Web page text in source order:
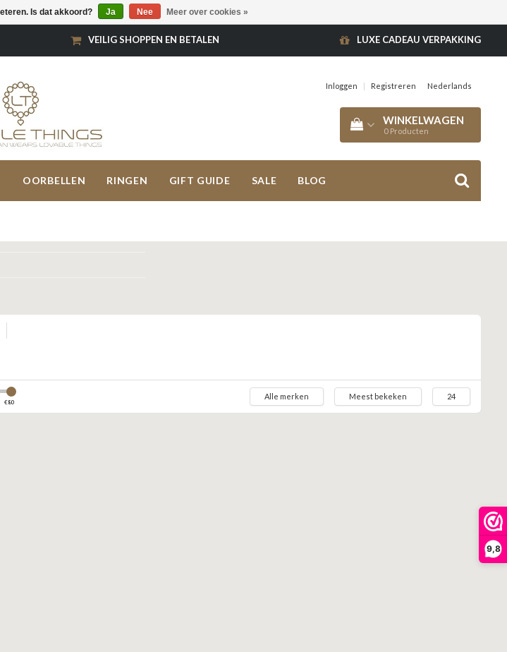
9,8
VEILIG SHOPPEN EN BETALEN LUXE CADEAU VERPAKKING
Inloggen | Registreren Nederlands
WINKELWAGEN
0 Producten
OORBELLEN RINGEN GIFT GUIDE SALE BLOG
€80
Alle merken Meest bekeken 24
Is dat akkoord? Ja Nee Meer over cookies »